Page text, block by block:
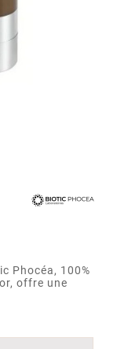
Phocéa, 100%
offre une